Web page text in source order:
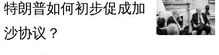
特朗普如何初步促成加
沙协议？